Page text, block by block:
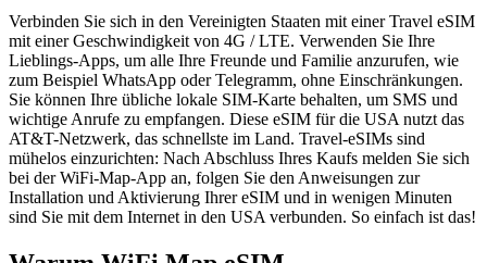
Verbinden Sie sich in den Vereinigten Staaten mit einer Travel eSIM
mit einer Geschwindigkeit von 4G / LTE. Verwenden Sie Ihre
Lieblings-Apps, um alle Ihre Freunde und Familie anzurufen, wie
zum Beispiel WhatsApp oder Telegramm, ohne Einschränkungen.
Sie können Ihre übliche lokale SIM-Karte behalten, um SMS und
wichtige Anrufe zu empfangen. Diese eSIM für die USA nutzt das
AT&T-Netzwerk, das schnellste im Land. Travel-eSIMs sind
mühelos einzurichten: Nach Abschluss Ihres Kaufs melden Sie sich
bei der WiFi-Map-App an, folgen Sie den Anweisungen zur
Installation und Aktivierung Ihrer eSIM und in wenigen Minuten
sind Sie mit dem Internet in den USA verbunden. So einfach ist das!